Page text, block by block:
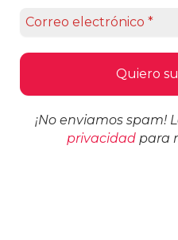
¡No enviamos spam!
privacidad para